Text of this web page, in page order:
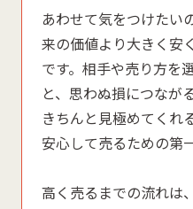
あわせて気をつけたい
来の価値より大きく安
です。相手や売り方を
と、思わぬ損につなが
きちんと見極めてくれ
安心して売るための第
高く売るまでの流れは